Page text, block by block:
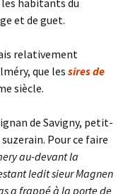
et de guet.
relativement
que les sires de
siècle.
de Savigny, petit-
Pour ce faire
au-devant la
ledit sieur Magnen
a frappé à la porte de